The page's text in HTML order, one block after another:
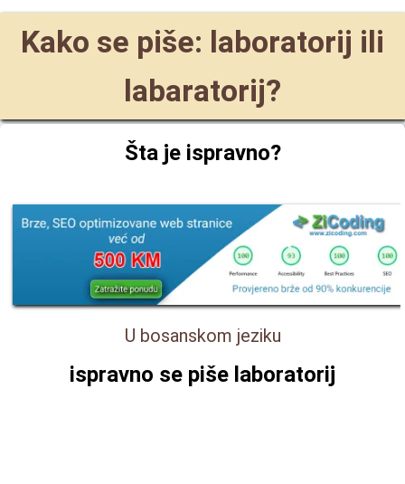
Kako se piše: laboratorij ili
labaratorij?
Šta je ispravno?
U bosanskom jeziku
ispravno se piše laboratorij